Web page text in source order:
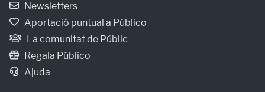
Newsletters
Aportació puntual a Público
La comunitat de Públic
Regala Público
Ajuda